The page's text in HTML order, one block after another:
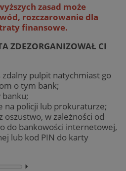
zasad może
rozczarowanie dla
finansowe.
ZDEZORGANIZOWAŁ CI
zdalny pulpit natychmiast go
o tym bank;
banku;
na policji lub prokuraturze;
oszustwo, w zależności od
do bankowości internetowej,
lub kod PIN do karty
⏵︎